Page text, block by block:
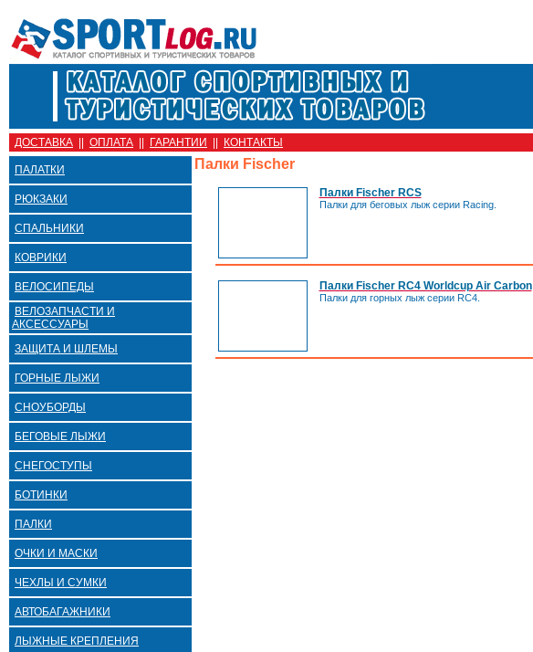
ДОСТАВКА ОПЛАТА ГАРАНТИИ КОНТАКТЫ
ПАЛАТКИ
РЮКЗАКИ
СПАЛЬНИКИ
КОВРИКИ
ВЕЛОСИПЕДЫ
ВЕЛОЗАПЧАСТИ И
АКСЕССУАРЫ
ЗАЩИТА И ШЛЕМЫ
ГОРНЫЕ ЛЫЖИ
СНОУБОРДЫ
БЕГОВЫЕ ЛЫЖИ
СНЕГОСТУПЫ
БОТИНКИ
ПАЛКИ
ОЧКИ И МАСКИ
ЧЕХЛЫ И СУМКИ
АВТОБАГАЖНИКИ
ЛЫЖНЫЕ КРЕПЛЕНИЯ
Палки Fischer
Палки Fischer RCS
Палки для беговых лыж серии Racing.
Палки Fischer RC4 Worldcup Air Carbon
Палки для горных лыж серии RC4.